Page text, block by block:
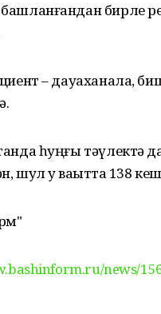
бирле
– дауаханала,
һуңғы тәүлектә
шул уҡ ваҡытта 138
news/